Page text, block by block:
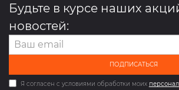
Будьте в курсе наших
новостей:
ПОДПИСАТЬСЯ
Я согласен с условиями обработки моих